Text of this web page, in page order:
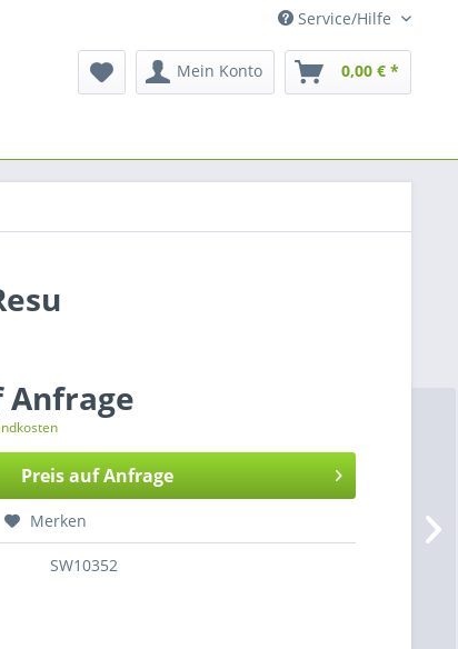
Service/Hilfe
Mein Konto 0,00 € *
Anfrage
Preis auf Anfrage
Merken
SW10352